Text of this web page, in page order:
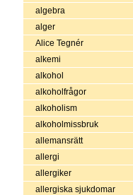
algebra
alger
Alice Tegnér
alkemi
alkohol
alkoholfrågor
alkoholism
alkoholmissbruk
allemansrätt
allergi
allergiker
allergiska sjukdomar